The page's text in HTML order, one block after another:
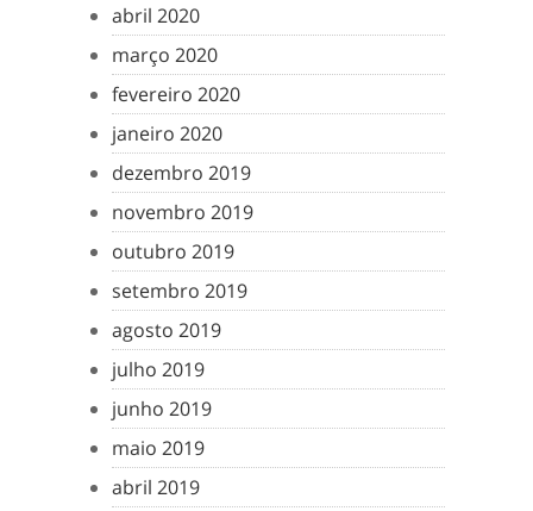
abril 2020
março 2020
fevereiro 2020
janeiro 2020
dezembro 2019
novembro 2019
outubro 2019
setembro 2019
agosto 2019
julho 2019
junho 2019
maio 2019
abril 2019